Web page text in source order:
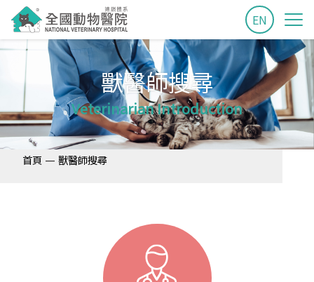
EN
獸醫師搜尋
Veterinarian Introduction
首頁 — 獸醫師搜尋